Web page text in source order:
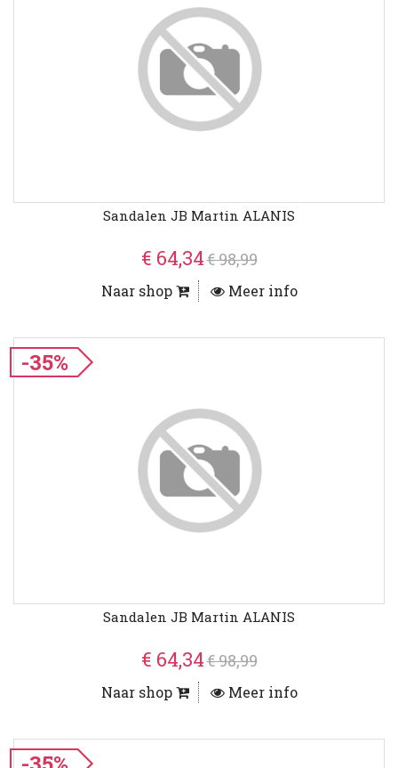
Sandalen JB Martin ALANIS
€ 64,34€ 98,99
Naar shop Meer info
-35%
Sandalen JB Martin ALANIS
€ 64,34€ 98,99
Naar shop Meer info